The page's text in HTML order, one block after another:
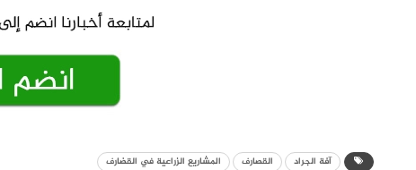
آفة الجراد القصارف المشاريع الزراعية في القضارف